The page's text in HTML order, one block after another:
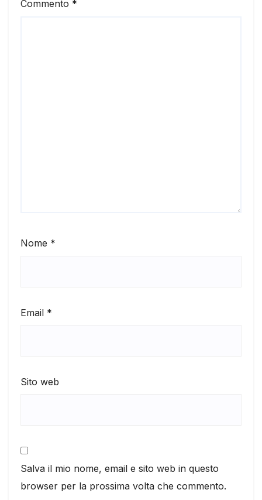
Commento *
Nome *
Email *
Sito web
Salva il mio nome, email e sito web in questo
browser per la prossima volta che commento.